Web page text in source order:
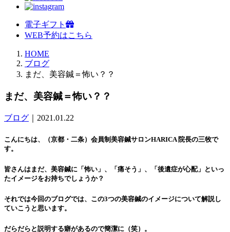
電子ギフト
WEB予約はこちら
HOME
ブログ
まだ、美容鍼＝怖い？？
まだ、美容鍼＝怖い？？
ブログ ｜2021.01.22
こんにちは、（京都・二条）会員制美容鍼サロンHARICA 院長の三牧で
す。
皆さんはまだ、美容鍼に「怖い」、「痛そう」、「後遺症が心配」といっ
たイメージをお持ちでしょうか？
それでは今回のブログでは、この3つの美容鍼のイメージについて解説し
ていこうと思います。
だらだらと説明する癖があるので簡潔に（笑）。